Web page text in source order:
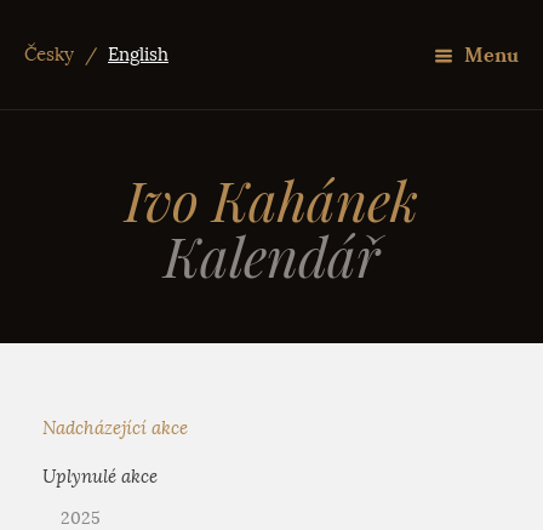
Menu
Česky / English
Ivo Kahánek
Kalendář
Nadcházející akce
Uplynulé akce
2025